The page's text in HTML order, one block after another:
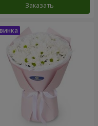
Заказать